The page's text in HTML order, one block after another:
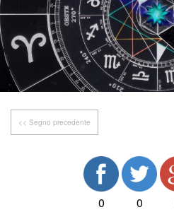
<< Segno precedente
0 0